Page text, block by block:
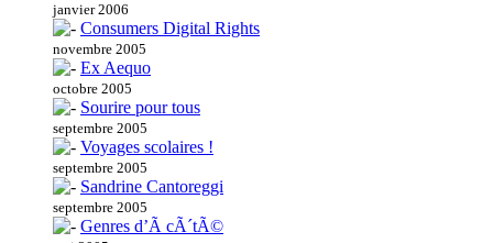
janvier 2006
Consumers Digital Rights
novembre 2005
Ex Aequo
octobre 2005
Sourire pour tous
septembre 2005
Voyages scolaires !
septembre 2005
Sandrine Cantoreggi
septembre 2005
Genres d’Ã cÃ´tÃ©